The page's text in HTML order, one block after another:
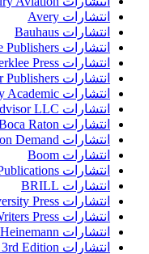
انتشارات Avery
انتشارات Bauhaus
انتشارات Bentham Science Publishers
انتشارات Berklee Press
انتشارات Berrett-Koehler Publishers
انتشارات Bloomsbury Academic
انتشارات Board Advisor LLC
انتشارات Boca Raton
انتشارات Books on Demand
انتشارات Boom
انتشارات Bravex Publications
انتشارات BRILL
انتشارات Bristol University Press
انتشارات Brooklyn Writers Press
انتشارات Butterworth-Heinemann
انتشارات CABI; 3rd Edition